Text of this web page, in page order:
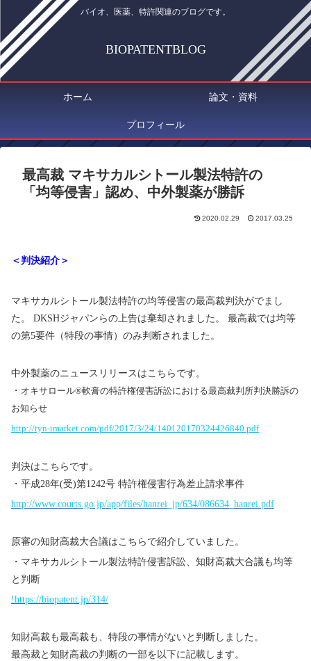
バイオ、医薬、特許関連のブログです。
BIOPATENTBLOG
ホーム 論文・資料
プロフィール
最高裁 マキサカルシトール製法特許の
「均等侵害」認め、中外製薬が勝訴
2020.02.29 2017.03.25
＜判決紹介＞
マキサカルシトール製法特許の均等侵害の最高裁判決がでまし
た。 DKSHジャパンらの上告は棄却されました。 最高裁では均等
の第5要件（特段の事情）のみ判断されました。
中外製薬のニュースリリースはこちらです。
・ オキサロール®軟膏の特許権侵害訴訟における最高裁判所判決勝訴の
お知らせ
http://tyn-imarket.com/pdf/2017/3/24/140120170324426840.pdf
判決はこちらです。
・平成28年(受)第1242号 特許権侵害行為差止請求事件
http://www.courts.go.jp/app/files/hanrei_jp/634/086634_hanrei.pdf
原審の知財高裁大合議はこちらで紹介していました。
・マキサカルシトール製法特許侵害訴訟、知財高裁大合議も均等
と判断
!https://biopatent.jp/314/
知財高裁も最高裁も、特段の事情がないと判断しました。
最高裁と知財高裁の判断の一部を以下に記載します。